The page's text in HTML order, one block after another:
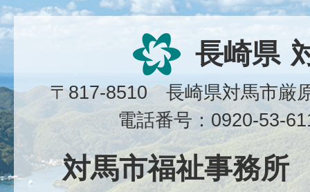
長崎県
〒817-8510 長崎県対馬市
電話番号：0920-53-
対馬市福祉事務所